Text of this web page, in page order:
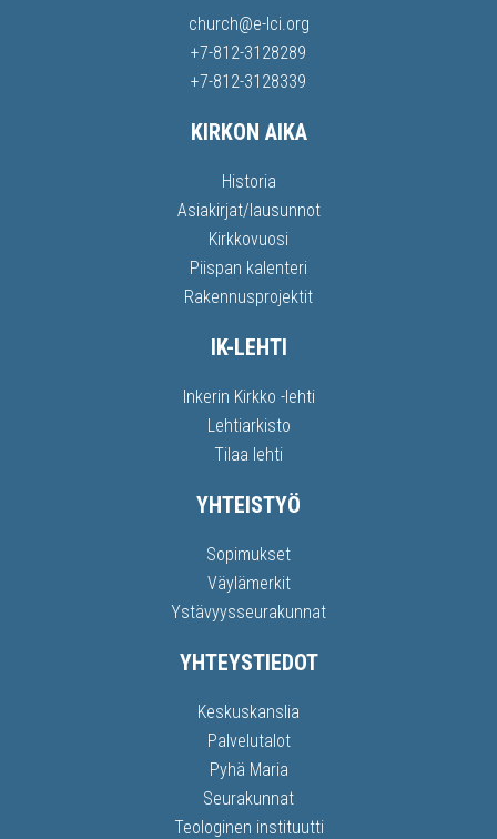
church@e-lci.org
+7-812-3128289
+7-812-3128339
KIRKON AIKA
Historia
Asiakirjat/lausunnot
Kirkkovuosi
Piispan kalenteri
Rakennusprojektit
IK-LEHTI
Inkerin Kirkko -lehti
Lehtiarkisto
Tilaa lehti
YHTEISTYÖ
Sopimukset
Väylämerkit
Ystävyysseurakunnat
YHTEYSTIEDOT
Keskuskanslia
Palvelutalot
Pyhä Maria
Seurakunnat
Teologinen instituutti